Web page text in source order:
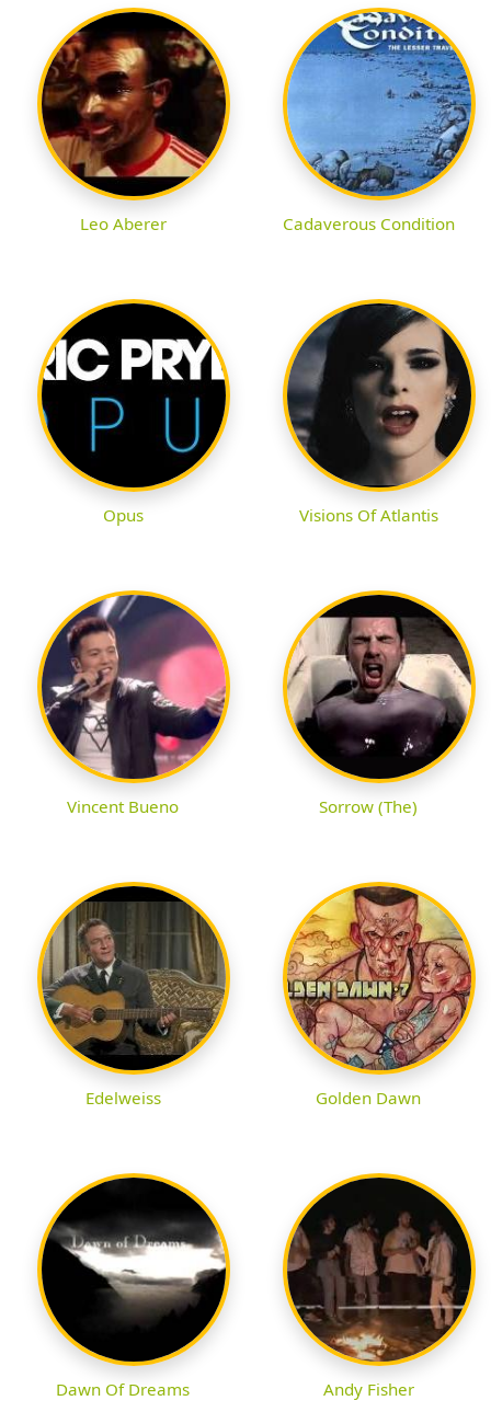
Leo Aberer Cadaverous Condition
Opus Visions Of Atlantis
Vincent Bueno Sorrow (The)
Edelweiss Golden Dawn
Dawn Of Dreams Andy Fisher